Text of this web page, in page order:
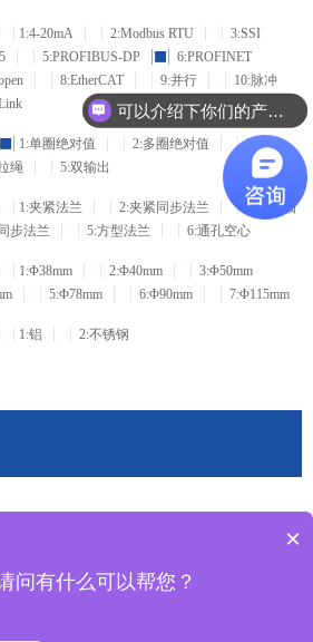
1:4-20mA 2:Modbus RTU
3:SSI
5:PROFIBUS-DP
6:PROFINET
8:EtherCAT 9:并行
10:脉冲
1:单圈绝对值 2:多圈绝对值
3:增量
绳 5:双输出
1:夹紧法兰 2:夹紧同步法兰
3:盲孔轴
步法兰 5:方型法兰 6:通孔空心
1:Φ38mm 2:Φ40mm
3:Φ50mm
5:Φ78mm 6:Φ90mm 7:Φ115mm
1:铝 2:不锈钢
可以介绍下你们的产品么？
×
问有什么可以帮您？